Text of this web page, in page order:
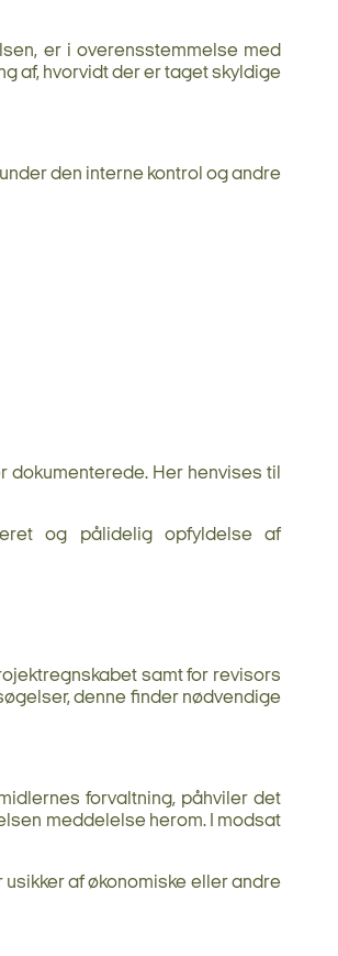
er i overensstemmelse med
af, hvorvidt der er taget skyldige
den interne kontrol og andre
Her henvises til
og pålidelig opfyldelse af
samt for revisors
denne finder nødvendige
forvaltning, påhviler det
meddelelse herom. I modsat
af økonomiske eller andre